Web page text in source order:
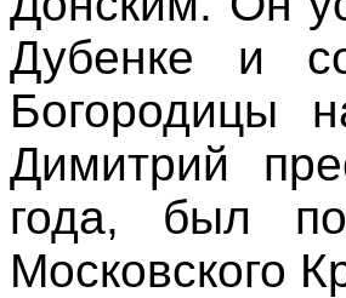
Дубенке и
Богородицы
Димитрий
года, был
Московского